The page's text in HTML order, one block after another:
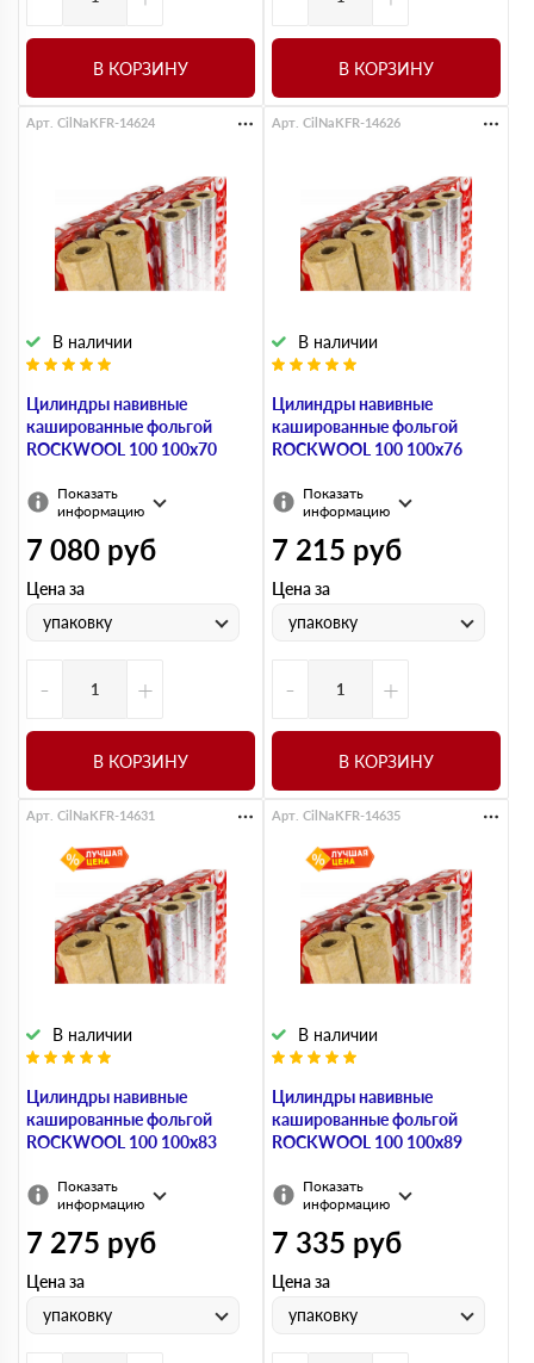
В КОРЗИНУ В КОРЗИНУ
Цилиндры навивные
кашированные фольгой
ROCKWOOL 100 100х70
В наличии
Арт. CilNaKFR-14624
Показать
информацию
7 080 руб
Цена за
упаковку
- +
В КОРЗИНУ
Цилиндры навивные
кашированные фольгой
ROCKWOOL 100 100х76
В наличии
Арт. CilNaKFR-14626
Показать
информацию
7 215 руб
Цена за
упаковку
- +
В КОРЗИНУ
Цилиндры навивные
кашированные фольгой
ROCKWOOL 100 100х83
В наличии
Арт. CilNaKFR-14631
Показать
информацию
7 275 руб
Цена за
упаковку
Цилиндры навивные
кашированные фольгой
ROCKWOOL 100 100х89
В наличии
Арт. CilNaKFR-14635
Показать
информацию
7 335 руб
Цена за
упаковку